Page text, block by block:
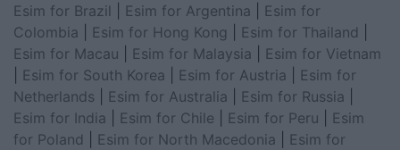
Esim for Brazil
Esim for Argentina
Esim for
Colombia
Esim for Hong Kong Esim for Thailand
Esim for Macau
Esim for Malaysia
Esim for Vietnam
Esim for South Korea Esim for Austria
Esim for
Netherlands
Esim for Australia Esim for Russia
Esim for India
Esim for Chile Esim for Peru
Esim
for Poland
Esim for North Macedonia
Esim for